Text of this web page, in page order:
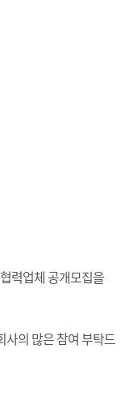
력업체 공개모집을
사의 많은 참여 부탁드